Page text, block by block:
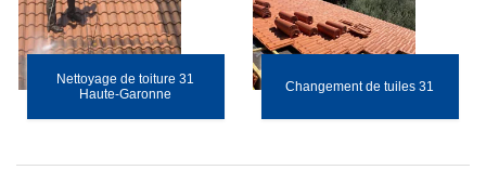
Nettoyage de toiture 31
Haute-Garonne
Changement de tuiles 31